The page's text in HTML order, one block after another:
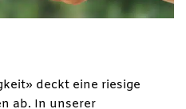
deckt eine riesige
ab. In unserer